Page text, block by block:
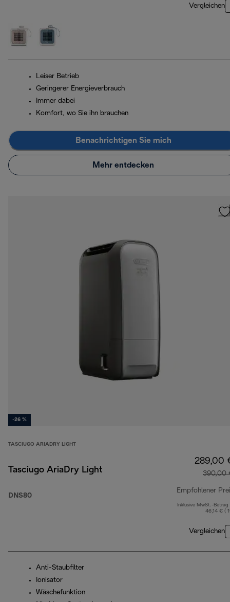
Vergleichen
Leiser Betrieb
Geringerer Energieverbrauch
Immer dabei
Komfort, wo Sie ihn brauchen
Benachrichtigen Sie mich
Mehr entdecken
-26 %
TASCIUGO ARIADRY LIGHT
Tasciugo AriaDry Light
DNS80
289,00
390,00
Empfohlener
Inklusive MwSt.-Betrag
46,14 € (
Vergleichen
Anti-Staubfilter
Ionisator
Wäschefunktion